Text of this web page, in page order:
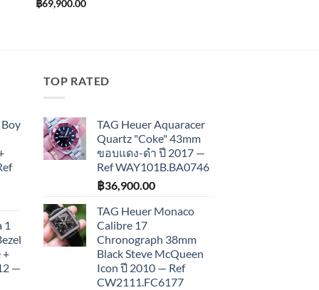
฿69,900.00
1
+
—
TOP RATED
TAG Heuer Aquaracer
Quartz "Coke" 43mm
ขอบแดง-ดำ ปี 2017 —
Ref WAY101B.BA0746
฿36,900.00
TAG Heuer Monaco
Calibre 17
Chronograph 38mm
Black Steve McQueen
Icon ปี 2010 — Ref
CW2111.FC6177